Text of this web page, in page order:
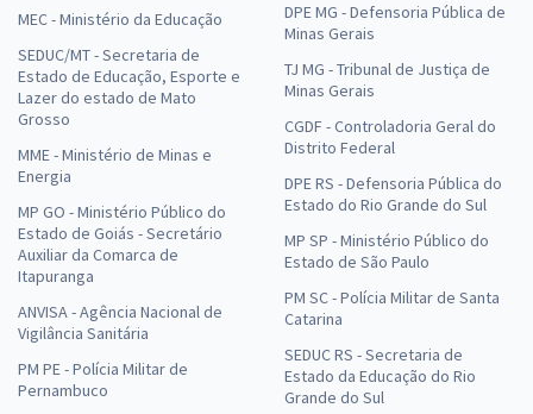
MEC - Ministério da Educação
SEDUC/MT - Secretaria de
Estado de Educação, Esporte e
Lazer do estado de Mato
Grosso
MME - Ministério de Minas e
Energia
MP GO - Ministério Público do
Estado de Goiás - Secretário
Auxiliar da Comarca de
Itapuranga
ANVISA - Agência Nacional de
Vigilância Sanitária
PM PE - Polícia Militar de
Pernambuco
DPE MG - Defensoria Pública de
Minas Gerais
TJ MG - Tribunal de Justiça de
Minas Gerais
CGDF - Controladoria Geral do
Distrito Federal
DPE RS - Defensoria Pública do
Estado do Rio Grande do Sul
MP SP - Ministério Público do
Estado de São Paulo
PM SC - Polícia Militar de Santa
Catarina
SEDUC RS - Secretaria de
Estado da Educação do Rio
Grande do Sul